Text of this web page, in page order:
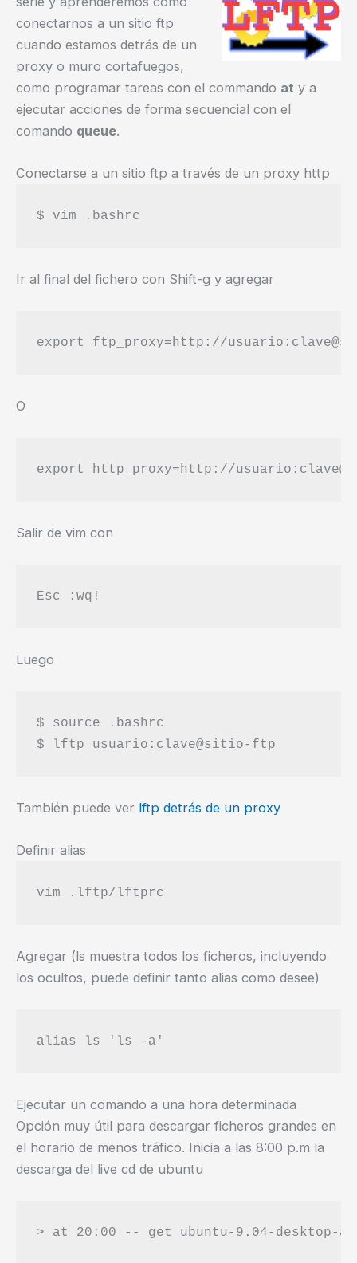
conectarnos a un sitio ftp
cuando estamos detrás de un
proxy o muro cortafuegos,
como programar tareas con el commando at y a
ejecutar acciones de forma secuencial con el
comando queue.
Conectarse a un sitio ftp a través de un proxy http
$ vim .bashrc
Ir al final del fichero con Shift-g y agregar
export ftp_proxy=http://
O
export http_proxy=http://
Salir de vim con
Esc :wq!
Luego
$ source .bashrc
También puede ver lftp detrás de un proxy
Definir alias
vim .lftp/lftprc
Agregar (ls muestra todos los ficheros, incluyendo
los ocultos, puede definir tanto alias como desee)
alias ls 'ls -a'
Ejecutar un comando a una hora determinada
Opción muy útil para descargar ficheros grandes en
el horario de menos tráfico. Inicia a las 8:00 p.m la
descarga del live cd de ubuntu
> at 20:00 -- get ubuntu-9.04-desktop-